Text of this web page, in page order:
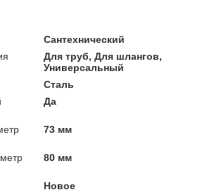
Сантехнический
Для труб, Для шлангов,
Универсальный
Сталь
Да
73 мм
80 мм
Новое